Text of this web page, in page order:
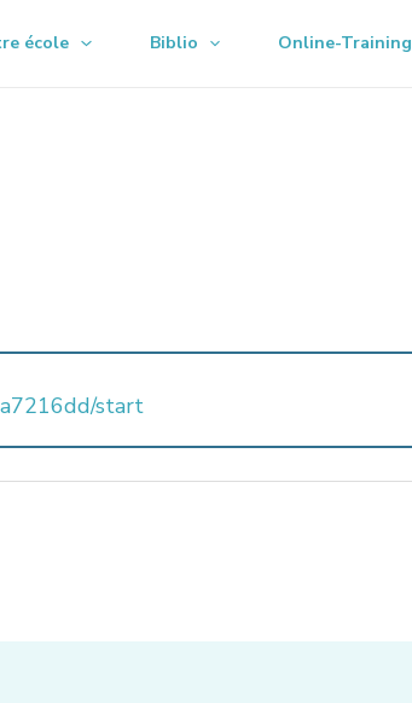
école Biblio Online-Training
start